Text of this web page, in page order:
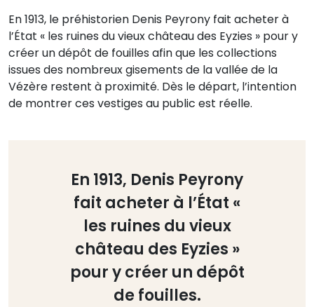
En 1913, le préhistorien Denis Peyrony fait acheter à
l’État « les ruines du vieux château des Eyzies » pour y
créer un dépôt de fouilles afin que les collections
issues des nombreux gisements de la vallée de la
Vézère restent à proximité. Dès le départ, l’intention
de montrer ces vestiges au public est réelle.
En 1913, Denis Peyrony
fait acheter à l’État «
les ruines du vieux
château des Eyzies »
pour y créer un dépôt
de fouilles.